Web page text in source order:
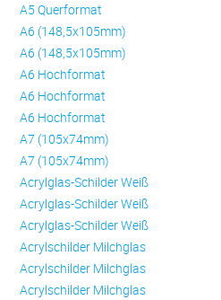
A5 Querformat
A6 (148,5x105mm)
A6 (148,5x105mm)
A6 Hochformat
A6 Hochformat
A6 Hochformat
A7 (105x74mm)
A7 (105x74mm)
Acrylglas-Schilder Weiß
Acrylglas-Schilder Weiß
Acrylglas-Schilder Weiß
Acrylschilder Milchglas
Acrylschilder Milchglas
Acrylschilder Milchglas